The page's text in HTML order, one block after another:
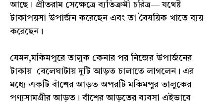
আছে। প্রীতরাম সেক্ষেত্রে ব্যতিক্রমী চরিত্র— যথেষ্ট
টাকাপয়সা উপার্জন করেছেন এবং তা বৈষয়িক খাতে ব্যয়
করেছেন।
যেমন,মকিমপুরে তালুক কেনার পর নিজের উপার্জনের
টাকায় বেলেঘাটায় দুটি আড়ত চালাতে লাগলেন। এর
মধ্যে একটি বাঁশের আড়ত অপরটি মকিমপুর তালুকের
পণ্যসামগ্রীর আড়ত। বাঁশের আড়তের ব্যবসা এইভাবে